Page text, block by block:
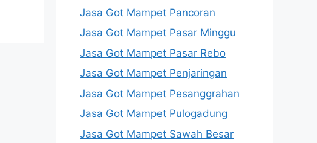
Jasa Got Mampet Pancoran
Jasa Got Mampet Pasar Minggu
Jasa Got Mampet Pasar Rebo
Jasa Got Mampet Penjaringan
Jasa Got Mampet Pesanggrahan
Jasa Got Mampet Pulogadung
Jasa Got Mampet Sawah Besar